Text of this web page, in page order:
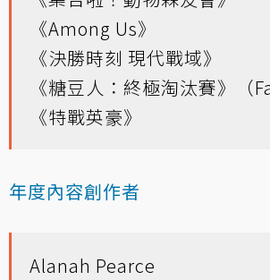
《Among Us》
《決勝時刻 現代戰域》
《糖豆人：終極淘汰賽》（
《特戰英豪》
年度內容創作者
Alanah Pearce